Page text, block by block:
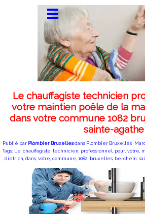
Le chauffagiste technicien
votre maintien poêle de la
dans votre commune 1082
sainte-agathe
Publié par Plombier Bruxellesdans Plombier Bruxelles·
Tags: Le chauffagiste technicien professionnel pour votre
dietrich dans votre commune 1082 bruxelles berchem